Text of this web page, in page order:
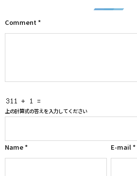
Comment*
上の計算式の答えを入力してください
Name* E-mail*